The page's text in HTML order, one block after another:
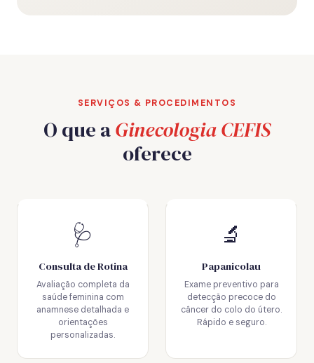
SERVIÇOS & PROCEDIMENTOS
O que aGinecologia CEFIS
oferece
🩺
Consulta de Rotina
Avaliação completa da
saúde feminina com
anamnese detalhada e
orientações
personalizadas.
🔬
Papanicolau
Exame preventivo para
detecção precoce do
câncer do colo do útero.
Rápido e seguro.